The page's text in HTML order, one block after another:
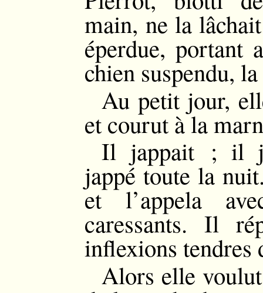
main, ne la
éperdue, portant
chien suspendu,
Au petit jour,
et courut à la
Il jappait ; il
jappé toute la
et l’appela
caressants. Il
inflexions tendres
Alors elle